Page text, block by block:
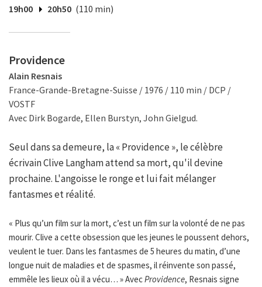
19h00 20h50 (110 min)
Providence
Alain Resnais
France-Grande-Bretagne-Suisse / 1976 / 110 min / DCP /
VOSTF
Avec Dirk Bogarde, Ellen Burstyn, John Gielgud.
Seul dans sa demeure, la « Providence », le célèbre
écrivain Clive Langham attend sa mort, qu'il devine
prochaine. L'angoisse le ronge et lui fait mélanger
fantasmes et réalité.
« Plus qu’un film sur la mort, c’est un film sur la volonté de ne pas
mourir. Clive a cette obsession que les jeunes le poussent dehors,
veulent le tuer. Dans les fantasmes de 5 heures du matin, d’une
longue nuit de maladies et de spasmes, il réinvente son passé,
emmêle les lieux où il a vécu… » AvecProvidence, Resnais signe